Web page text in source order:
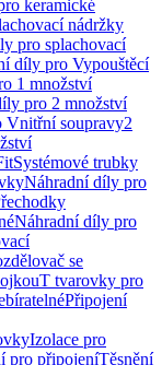
keramické
nádržky
pro splachovací
díly pro Vypouštěcí
1 množství
pro 2 množství
Vnitřní soupravy2
Systémové trubky
Náhradní díly pro
Náhradní díly pro
se
T tvarovky pro
Připojení
Izolace pro
pro připojeníTěsnění